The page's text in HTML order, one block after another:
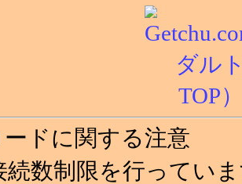
ドに関する注意
続数制限を行ってい